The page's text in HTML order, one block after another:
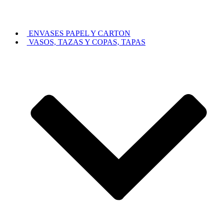
ENVASES PAPEL Y CARTON
VASOS, TAZAS Y COPAS, TAPAS